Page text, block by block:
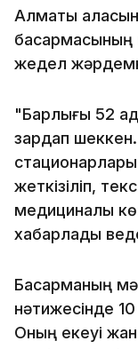
Алматы
басқармасының
жедел
"Барлығы 52
зардап шеккен.
жеткізіліп,
медициналық
хабарлады
Басқарманың
нәтижесінде
Оның екеуі